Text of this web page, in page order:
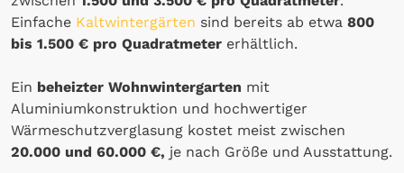
Einfache Kaltwintergärten sind bereits ab etwa 800
bis 1.500 € pro Quadratmeter erhältlich.
Ein beheizter Wohnwintergarten mit
Aluminiumkonstruktion und hochwertiger
Wärmeschutzverglasung kostet meist zwischen
20.000 und 60.000 €, je nach Größe und Ausstattung.